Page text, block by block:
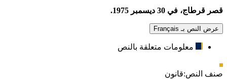
قصر قرطاج، في 30 ديسمبر 1975.
عرض النص بـ Français
معلومات متعلقة بالنص
صنف النص:قانون